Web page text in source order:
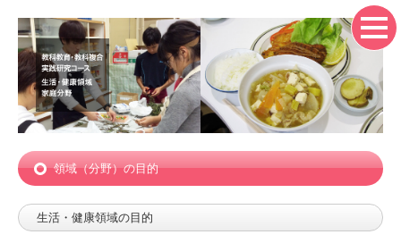
領域（分野）の目的
生活・健康領域の目的